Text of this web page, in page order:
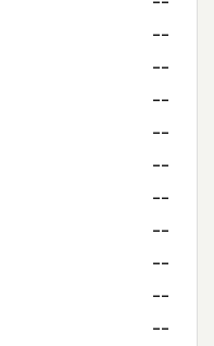
--
--
--
--
--
--
--
--
--
--